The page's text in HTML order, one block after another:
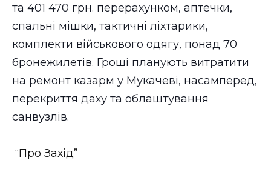
НОВИНИ ЗАХІДНОЇ УКРАЇНИ
ФОТО
ВІДЕО
та 401 470 грн. перерахунком, аптечки,
спальні мішки, тактичні ліхтарики,
комплекти військового одягу, понад 70
бронежилетів. Гроші планують витратити
на ремонт казарм у Мукачеві, насамперед,
перекриття даху та облаштування
санвузлів.
“Про Захід”